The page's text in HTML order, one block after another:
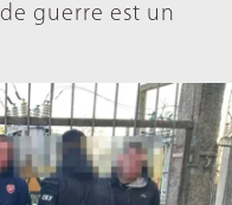
guerre est un